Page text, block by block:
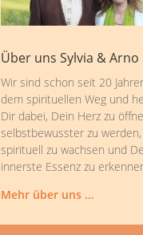
Über uns Sylvia & Arno
Wir sind schon seit 20
dem spirituellen Weg und
Dir dabei, Dein Herz zu
selbstbewusster zu werden,
spirituell zu wachsen und
innerste Essenz zu
Mehr über uns …